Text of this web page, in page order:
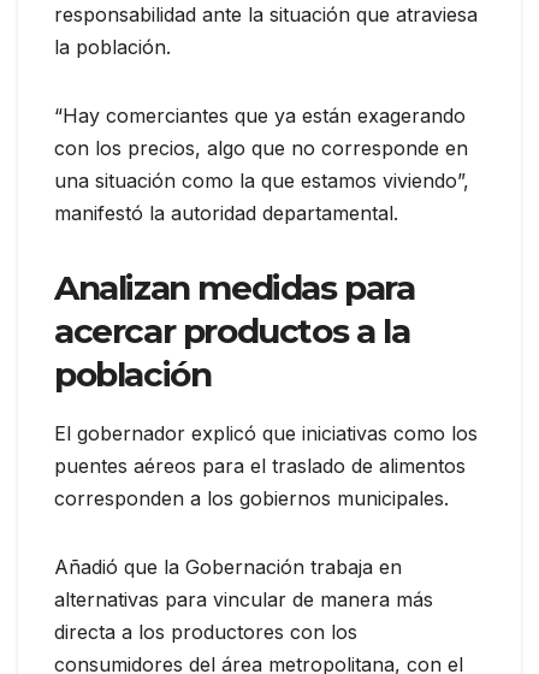
responsabilidad ante la situación que atraviesa
la población.
“Hay comerciantes que ya están exagerando
con los precios, algo que no corresponde en
una situación como la que estamos viviendo”,
manifestó la autoridad departamental.
Analizan medidas para
acercar productos a la
población
El gobernador explicó que iniciativas como los
puentes aéreos para el traslado de alimentos
corresponden a los gobiernos municipales.
Añadió que la Gobernación trabaja en
alternativas para vincular de manera más
directa a los productores con los
consumidores del área metropolitana, con el